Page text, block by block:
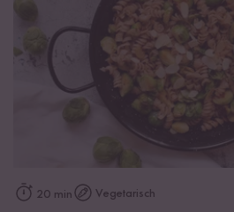
20 min Vegetarisch